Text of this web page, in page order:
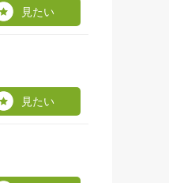
見たい
見たい